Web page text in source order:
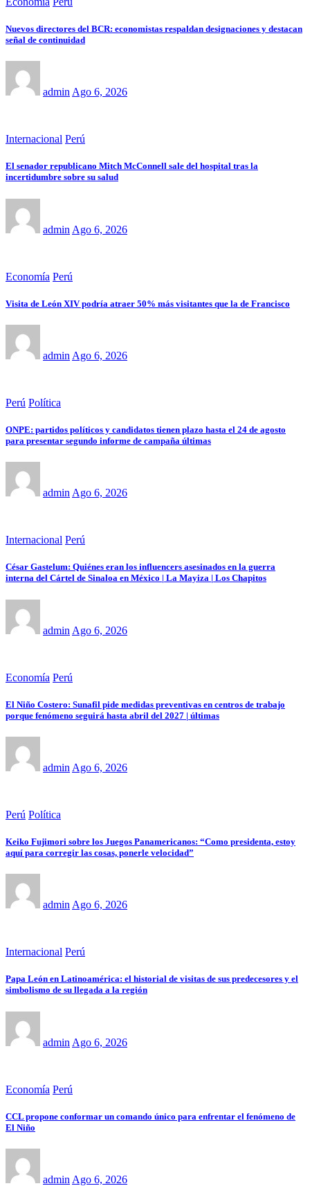
Nuevos directores del BCR: economistas respaldan designaciones y destacan
señal de continuidad
admin Ago 6, 2026
Internacional Perú
El senador republicano Mitch McConnell sale del hospital tras la
incertidumbre sobre su salud
admin Ago 6, 2026
Economía Perú
Visita de León XIV podría atraer 50% más visitantes que la de Francisco
admin Ago 6, 2026
Perú Política
ONPE: partidos políticos y candidatos tienen plazo hasta el 24 de agosto
para presentar segundo informe de campaña últimas
admin Ago 6, 2026
Internacional Perú
César Gastelum: Quiénes eran los influencers asesinados en la guerra
interna del Cártel de Sinaloa en México | La Mayiza | Los Chapitos
admin Ago 6, 2026
Economía Perú
El Niño Costero: Sunafil pide medidas preventivas en centros de trabajo
porque fenómeno seguirá hasta abril del 2027 | últimas
admin Ago 6, 2026
Perú Política
Keiko Fujimori sobre los Juegos Panamericanos: “Como presidenta, estoy
aquí para corregir las cosas, ponerle velocidad”
admin Ago 6, 2026
Internacional Perú
Papa León en Latinoamérica: el historial de visitas de sus predecesores y el
simbolismo de su llegada a la región
admin Ago 6, 2026
Economía Perú
CCL propone conformar un comando único para enfrentar el fenómeno de
El Niño
admin Ago 6, 2026